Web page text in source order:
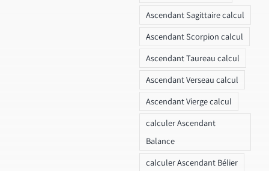
Ascendant Sagittaire calcul
Ascendant Scorpion calcul
Ascendant Taureau calcul
Ascendant Verseau calcul
Ascendant Vierge calcul
calculer Ascendant
Balance
calculer Ascendant Bélier